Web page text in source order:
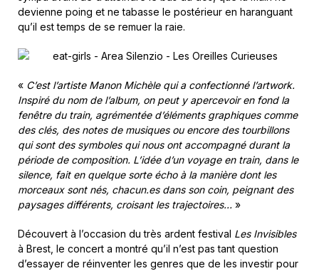
devienne poing et ne tabasse le postérieur en haranguant
qu’il est temps de se remuer la raie.
« C’est l’artiste Manon Michèle qui a confectionné l’artwork.
Inspiré du nom de l’album, on peut y apercevoir en fond la
fenêtre du train, agrémentée d’éléments graphiques comme
des clés, des notes de musiques ou encore des tourbillons
qui sont des symboles qui nous ont accompagné durant la
période de composition. L’idée d’un voyage en train, dans le
silence, fait en quelque sorte écho à la manière dont les
morceaux sont nés, chacun.es dans son coin, peignant des
paysages différents, croisant les trajectoires… »
Découvert à l’occasion du très ardent festival Les Invisibles
à Brest, le concert a montré qu’il n’est pas tant question
d’essayer de réinventer les genres que de les investir pour